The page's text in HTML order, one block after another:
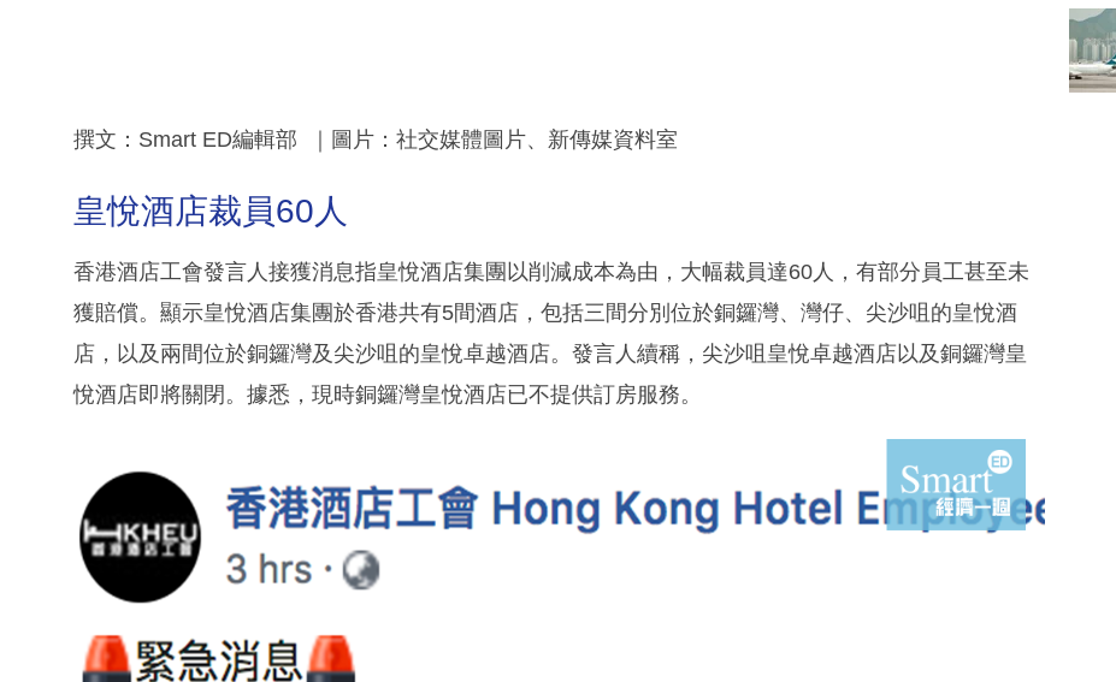
撰文：Smart ED編輯部 ｜圖片：社交媒體圖片、新傳媒資料室
皇悅酒店裁員60人
香港酒店工會發言人接獲消息指皇悅酒店集團以削減成本為由，大幅裁員達60人，有部分員工甚至未
獲賠償。顯示皇悅酒店集團於香港共有5間酒店，包括三間分別位於銅鑼灣、灣仔、尖沙咀的皇悅酒
店，以及兩間位於銅鑼灣及尖沙咀的皇悅卓越酒店。發言人續稱，尖沙咀皇悅卓越酒店以及銅鑼灣皇
悅酒店即將關閉。據悉，現時銅鑼灣皇悅酒店已不提供訂房服務。